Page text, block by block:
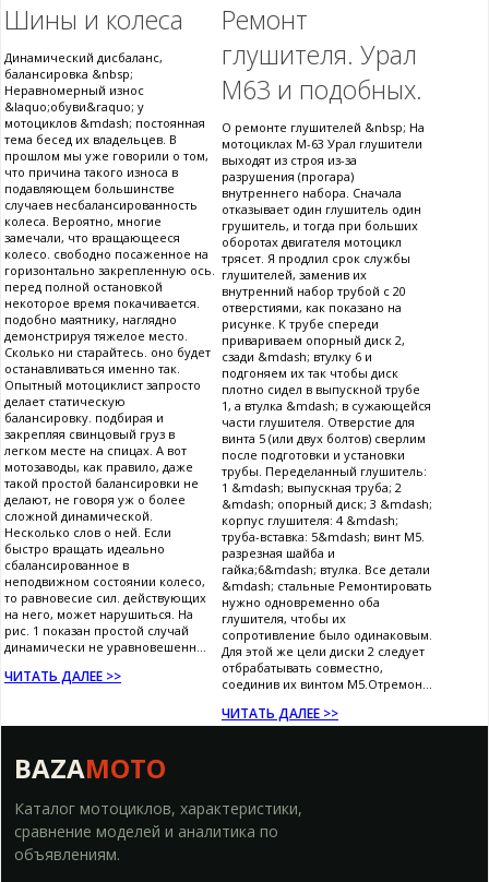
Шины и колеса
Динамический дисбаланс,
балансировка &nbsp;
Неравномерный износ
&laquo;обуви&raquo; у
мотоциклов &mdash; постоянная
тема бесед их владельцев. В
прошлом мы уже говорили о том,
что причина такого износа в
подавляющем большинстве
случаев несбалансированность
колеса. Вероятно, многие
замечали, что вращающееся
колесо. свободно посаженное на
горизонтально закрепленную ось.
перед полной остановкой
некоторое время покачивается.
подобно маятнику, наглядно
демонстрируя тяжелое место.
Сколько ни старайтесь. оно будет
останавливаться именно так.
Опытный мотоциклист запросто
делает статическую
балансировку. подбирая и
закрепляя свинцовый груз в
легком месте на спицах. А вот
мотозаводы, как правило, даже
такой простой балансировки не
делают, не говоря уж о более
сложной динамической.
Несколько слов о ней. Если
быстро вращать идеально
сбалансированное в
неподвижном состоянии колесо,
то равновесие сил. действующих
на него, может нарушиться. На
рис. 1 показан простой случай
динамически не уравновешенн...
ЧИТАТЬ ДАЛЕЕ >>
Ремонт
глушителя. Урал
М63 и подобных.
О ремонте глушителей &nbsp; На
мотоциклах М-63 Урал глушители
выходят из строя из-за
разрушения (прогара)
внутреннего набора. Сначала
отказывает один глушитель один
грушитель, и тогда при больших
оборотах двигателя мотоцикл
трясет. Я продлил срок службы
глушителей, заменив их
внутренний набор трубой с 20
отверстиями, как показано на
рисунке. К трубе спереди
привариваем опорный диск 2,
сзади &mdash; втулку 6 и
подгоняем их так чтобы диск
плотно сидел в выпускной трубе
1, а втулка &mdash; в сужающейся
части глушителя. Отверстие для
винта 5 (или двух болтов) сверлим
после подготовки и установки
трубы. Переделанный глушитель:
1 &mdash; выпускная труба; 2
&mdash; опорный диск; 3 &mdash;
корпус глушителя: 4 &mdash;
труба-вставка: 5&mdash; винт М5.
разрезная шайба и
гайка;6&mdash; втулка. Все детали
&mdash; стальные Ремонтировать
нужно одновременно оба
глушителя, чтобы их
сопротивление было одинаковым.
Для этой же цели диски 2 следует
отбрабатывать совместно,
соединив их винтом М5.Отремон...
ЧИТАТЬ ДАЛЕЕ >>
BAZAMOTO
Каталог мотоциклов, характеристики,
сравнение моделей и аналитика по
объявлениям.